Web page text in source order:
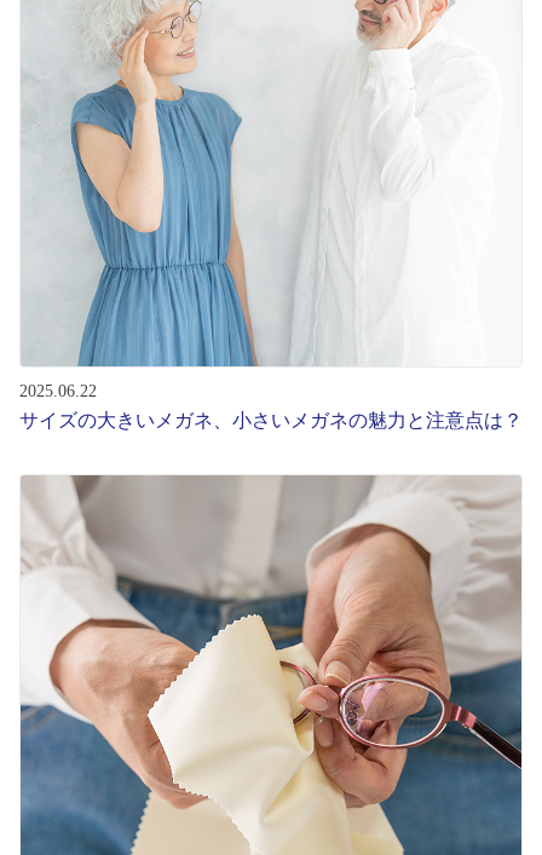
2025.06.22
サイズの大きいメガネ、小さいメガネの魅力と注意点は？